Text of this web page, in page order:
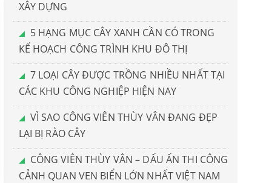
XÂY DỰNG
5 HẠNG MỤC CÂY XANH CẦN CÓ TRONG
KẾ HOẠCH CÔNG TRÌNH KHU ĐÔ THỊ
7 LOẠI CÂY ĐƯỢC TRỒNG NHIỀU NHẤT TẠI
CÁC KHU CÔNG NGHIỆP HIỆN NAY
VÌ SAO CÔNG VIÊN THÙY VÂN ĐANG ĐẸP
LẠI BỊ RÀO CÂY
CÔNG VIÊN THÙY VÂN – DẤU ẤN THI CÔNG
CẢNH QUAN VEN BIỂN LỚN NHẤT VIỆT NAM